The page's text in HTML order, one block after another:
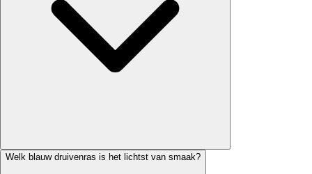
Welk blauw druivenras is het lichtst van smaak?